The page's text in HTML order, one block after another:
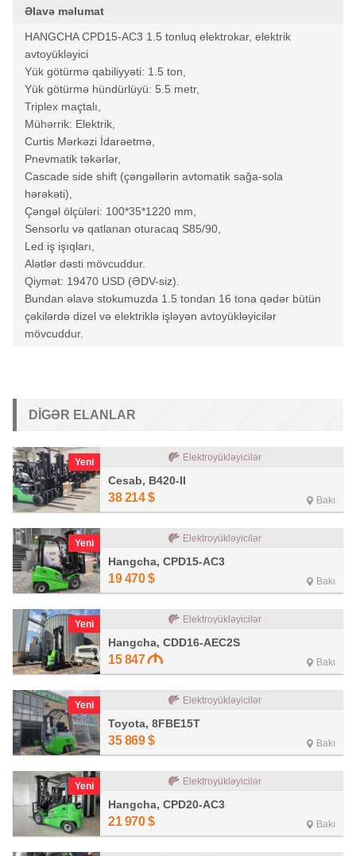
Əlavə məlumat
HANGCHA CPD15-AC3 1.5 tonluq elektrokar, elektrik
avtoyükləyici
Yük götürmə qabiliyyəti: 1.5 ton,
Yük götürmə hündürlüyü: 5.5 metr,
Triplex maçtalı,
Mühərrik: Elektrik,
Curtis Mərkəzi İdarəetmə,
Pnevmatik təkərlər,
Cascade side shift (çəngəllərin avtomatik sağa-sola
hərəkəti),
Çəngəl ölçüləri: 100*35*1220 mm,
Sensorlu və qatlanan oturacaq S85/90,
Led iş işıqları,
Alətlər dəsti mövcuddur.
Qiymət: 19470 USD (ƏDV-siz).
Bundan əlavə stokumuzda 1.5 tondan 16 tona qədər bütün
çəkilərdə dizel və elektriklə işləyən avtoyükləyicilər
mövcuddur.
DIGƏR ELANLAR
Yeni Elektroyükləyicilər
Cesab, B420-II
38 214 $ Bakı
Yeni Elektroyükləyicilər
Hangcha, CPD15-AC3
19 470 $ Bakı
Yeni Elektroyükləyicilər
Hangcha, CDD16-AEC2S
15 847 Bakı
Yeni Elektroyükləyicilər
Toyota, 8FBE15T
35 869 $ Bakı
Yeni Elektroyükləyicilər
Hangcha, CPD20-AC3
21 970 $ Bakı